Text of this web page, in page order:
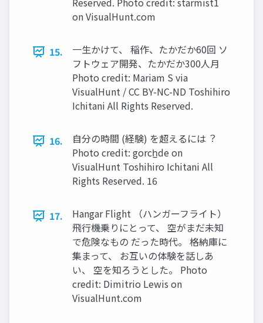
on VisualHunt.com
15.
⼀⽣かけて、 稲作、たかだか60回 ソ
フトウェア開発、たかだか300⼈⽉
Photo credit: Mariam S via
VisualHunt / CC BY-NC-ND Toshihiro
Ichitani All Rights Reserved.
16.
⾃分の時間 (経験) を超えるには︖
Photo credit: gorch̲de on
VisualHunt Toshihiro Ichitani All
Rights Reserved. 16
17.
Hangar Flight （ハンガーフライト）
⾶⾏機乗りにとって、 空がまだ未知
で危険なもの だった時代。 格納庫に
集まって、 お互いの体験を話しあ
い、 空を知ろうとした。 Photo
credit: Dimitrio Lewis on
VisualHunt.com